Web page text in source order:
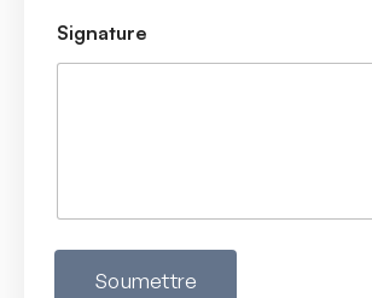
Signature
Soumettre